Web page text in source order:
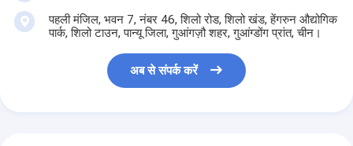
पहली मंजिल, भवन 7, नंबर 46, शिलो रोड, शिलो खंड, हेंगरुन औद्योगिक
पार्क, शिलो टाउन, पान्यू जिला, गुआंगज़ौ शहर, गुआंग्डोंग प्रांत, चीन।
अब से संपर्क करें